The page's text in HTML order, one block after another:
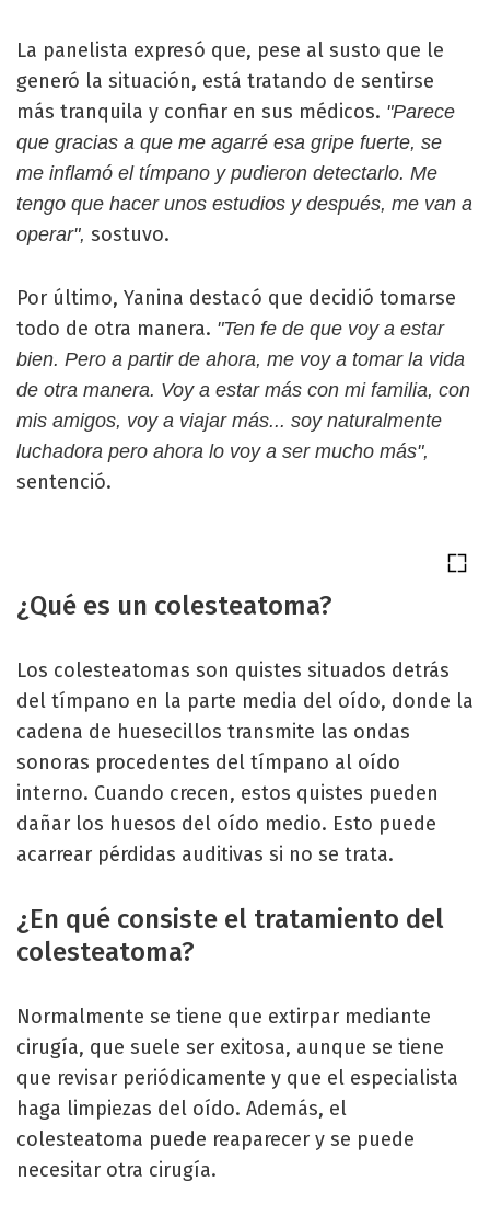
La panelista expresó que, pese al susto que le
generó la situación, está tratando de sentirse
más tranquila y confiar en sus médicos. "Parece
que gracias a que me agarré esa gripe fuerte, se
me inflamó el tímpano y pudieron detectarlo. Me
tengo que hacer unos estudios y después, me van a
operar", sostuvo.
Por último, Yanina destacó que decidió tomarse
todo de otra manera. "Ten fe de que voy a estar
bien. Pero a partir de ahora, me voy a tomar la vida
de otra manera. Voy a estar más con mi familia, con
mis amigos, voy a viajar más... soy naturalmente
luchadora pero ahora lo voy a ser mucho más",
sentenció.
¿Qué es un colesteatoma?
Los colesteatomas son quistes situados detrás
del tímpano en la parte media del oído, donde la
cadena de huesecillos transmite las ondas
sonoras procedentes del tímpano al oído
interno. Cuando crecen, estos quistes pueden
dañar los huesos del oído medio. Esto puede
acarrear pérdidas auditivas si no se trata.
¿En qué consiste el tratamiento del
colesteatoma?
Normalmente se tiene que extirpar mediante
cirugía, que suele ser exitosa, aunque se tiene
que revisar periódicamente y que el especialista
haga limpiezas del oído. Además, el
colesteatoma puede reaparecer y se puede
necesitar otra cirugía.